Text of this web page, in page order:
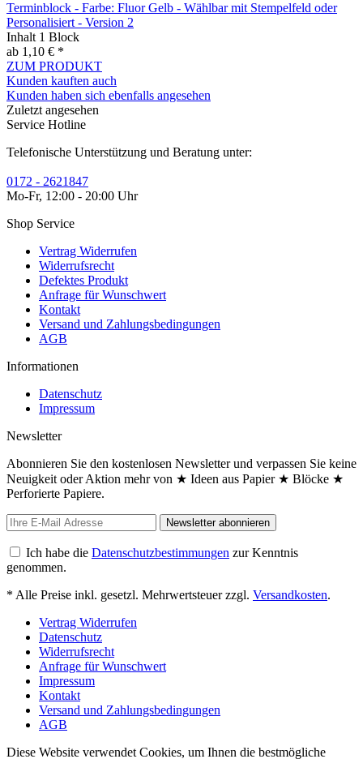
Terminblock - Farbe: Fluor Gelb - Wählbar mit Stempelfeld oder
Personalisiert - Version 2
Inhalt 1 Block
ab 1,10 € *
ZUM PRODUKT
Kunden kauften auch
Kunden haben sich ebenfalls angesehen
Zuletzt angesehen
Service Hotline
Telefonische Unterstützung und Beratung unter:
0172 - 2621847
Mo-Fr, 12:00 - 20:00 Uhr
Shop Service
Vertrag Widerrufen
Widerrufsrecht
Defektes Produkt
Anfrage für Wunschwert
Kontakt
Versand und Zahlungsbedingungen
AGB
Informationen
Datenschutz
Impressum
Newsletter
Abonnieren Sie den kostenlosen Newsletter und verpassen Sie keine
Neuigkeit oder Aktion mehr von ★ Ideen aus Papier ★ Blöcke ★
Perforierte Papiere.
Newsletter abonnieren
Ich habe die Datenschutzbestimmungen zur Kenntnis
genommen.
* Alle Preise inkl. gesetzl. Mehrwertsteuer zzgl. Versandkosten.
Vertrag Widerrufen
Datenschutz
Widerrufsrecht
Anfrage für Wunschwert
Impressum
Kontakt
Versand und Zahlungsbedingungen
AGB
Diese Website verwendet Cookies, um Ihnen die bestmögliche